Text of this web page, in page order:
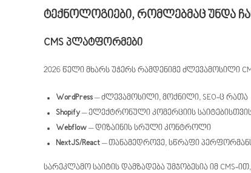
ტექნოლოგიები, რომლებმაც უნდა
CMS პლატფორმები
2026 წელი მხარს უჭერს რამდენიმე ძლევამოსილი
WordPress – ძლევამოსილი, მოქნილი, SEO-ც რათა
Shopify – ელექტრონული კომერციის
Webflow – დიზაინის სრული კონტროლი
NextJS/React – თანამედროვე, სწრაფი
სარეკლამო საიტის დამზადება უმჯობესია იმ